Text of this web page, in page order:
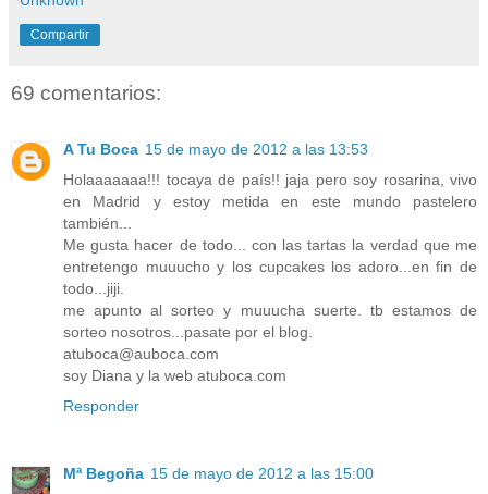
Compartir
69 comentarios:
A Tu Boca 15 de mayo de 2012 a las 13:53
Holaaaaaaa!!! tocaya de país!! jaja pero soy rosarina, vivo
en Madrid y estoy metida en este mundo pastelero
también...
Me gusta hacer de todo... con las tartas la verdad que me
entretengo muuucho y los cupcakes los adoro...en fin de
todo...jiji.
me apunto al sorteo y muuucha suerte. tb estamos de
sorteo nosotros...pasate por el blog.
atuboca@auboca.com
soy Diana y la web atuboca.com
Responder
Mª Begoña 15 de mayo de 2012 a las 15:00